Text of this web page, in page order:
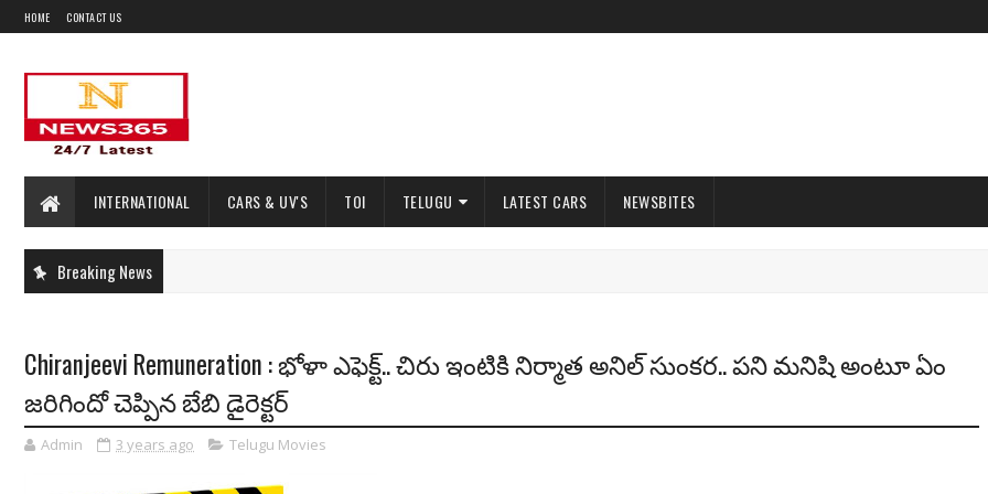
HOME CONTACT US
INTERNATIONAL CARS & UV'S TOI TELUGU LATEST CARS NEWSBITES
Breaking News
Chiranjeevi Remuneration : భోళా ఎఫెక్ట్.. చిరు ఇంటికి నిర్మాత అనిల్ సుంకర.. పని మనిషి అంటూ ఏం
జరిగిందో చెప్పిన బేబి డైరెక్టర్
Admin 3 years ago Telugu Movies